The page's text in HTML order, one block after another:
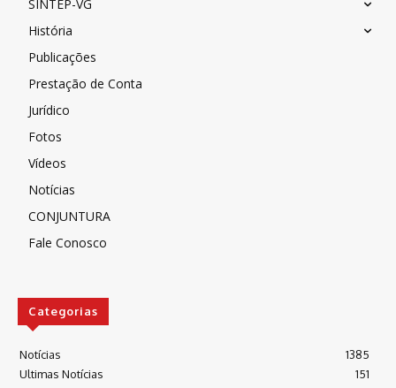
SINTEP-VG
História
Publicações
Prestação de Conta
Jurídico
Fotos
Vídeos
Notícias
CONJUNTURA
Fale Conosco
Categorias
Notícias
1385
Ultimas Notícias
151